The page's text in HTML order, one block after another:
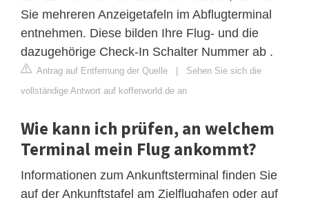
Sie mehreren Anzeigetafeln im Abflugterminal
entnehmen. Diese bilden Ihre Flug- und die
dazugehörige Check-In Schalter Nummer ab .
Antrag auf Entfernung der Quelle | Sehen Sie sich die
vollständige Antwort auf kofferworld.de an
Wie kann ich prüfen, an welchem ​​
Terminal mein Flug ankommt?
Informationen zum Ankunftsterminal finden Sie
auf der Ankunftstafel am Zielflughafen oder auf